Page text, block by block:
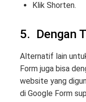
Klik Shorten.
5. Dengan
Alternatif lain
Form juga bisa
website yang
di Google Form